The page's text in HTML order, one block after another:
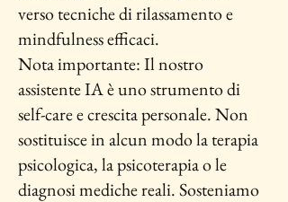
verso tecniche di rilassamento e
mindfulness efficaci.
Nota importante: Il nostro
assistente IA è uno strumento di
self-care e crescita personale. Non
sostituisce in alcun modo la terapia
psicologica, la psicoterapia o le
diagnosi mediche reali. Sosteniamo